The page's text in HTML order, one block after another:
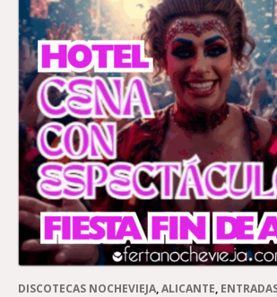
DISCOTECAS NOCHEVIEJA,ALICANTE,